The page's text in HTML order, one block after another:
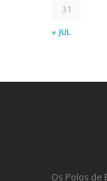
« JUL
31
Os Polos de